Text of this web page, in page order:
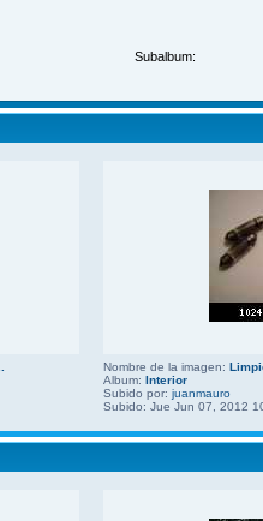
Subalbum:
Nombre de la imagen:
Album: Interior
Subido por: juanmauro
Subido: Jue Jun 07, 2012